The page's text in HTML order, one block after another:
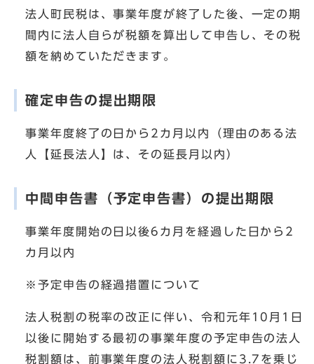
法人町民税は、事業年度が終了した後、一定の期
間内に法人自らが税額を算出して申告し、その税
額を納めていただきます。
確定申告の提出期限
事業年度終了の日から2カ月以内（理由のある法
人【延長法人】は、その延長月以内）
中間申告書（予定申告書）の提出期限
事業年度開始の日以後6カ月を経過した日から2
カ月以内
※予定申告の経過措置について
法人税割の税率の改正に伴い、令和元年10月1日
以後に開始する最初の事業年度の予定申告の法人
税割額は、前事業年度の法人税割額に3.7を乗じ